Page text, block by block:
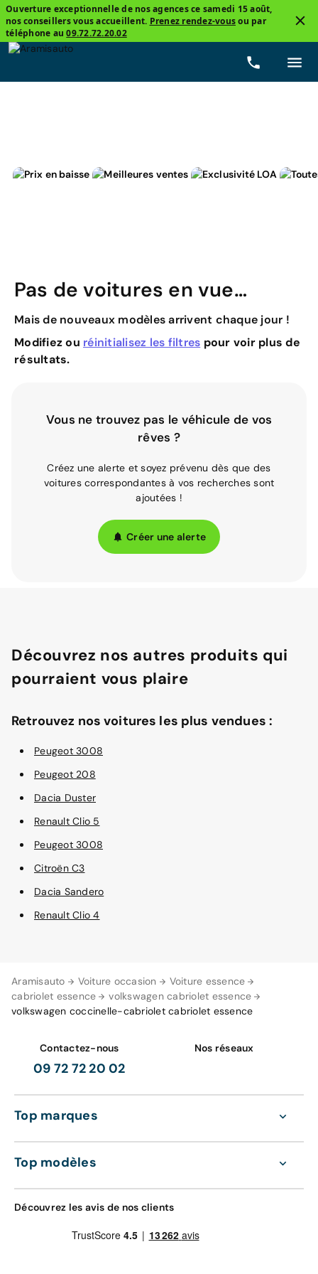
Ouverture exceptionnelle de nos agences ce samedi 15 août,
nos conseillers vous accueillent. Prenez rendez-vousou par
téléphone au09.72.72.20.02
Aramisauto Voiture occasion
Voiture essence
cabriolet essence
volkswagen cabriolet essence
volkswagen coccinelle-cabriolet cabriolet essence
Volkswagen, Coccinelle Cabriolet
Pas de voitures en vue…
Mais de nouveaux modèles arrivent chaque jour !
Modifiez ou réinitialisez les filtres pour voir plus de
résultats.
Vous ne trouvez pas le véhicule de vos
rêves ?
Créez une alerte et soyez prévenu dès que des
voitures correspondantes à vos recherches sont
ajoutées !
Créer une alerte
Découvrez nos autres produits qui
pourraient vous plaire
Retrouvez nos voitures les plus vendues :
Peugeot 3008
Peugeot 208
Dacia Duster
Renault Clio 5
Peugeot 3008
Citroën C3
Dacia Sandero
Renault Clio 4
Contactez-nous
09 72 72 20 02
Nos réseaux
Top marques
Top modèles
Découvrez les avis de nos clients